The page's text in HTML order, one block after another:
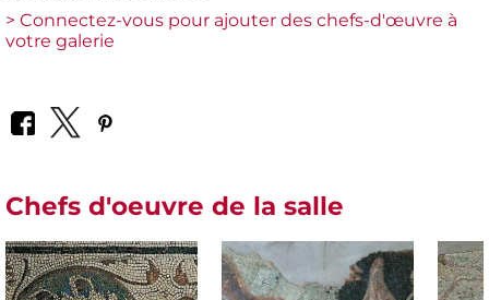
> Connectez-vous pour ajouter des chefs-d'œuvre à
votre galerie
Chefs d'oeuvre de la salle